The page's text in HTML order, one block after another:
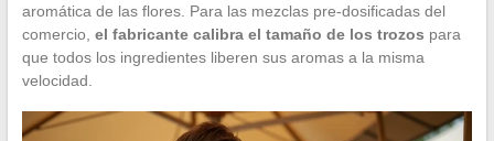
aromática de las flores. Para las mezclas pre-dosificadas del
comercio, el fabricante calibra el tamaño de los trozos para
que todos los ingredientes liberen sus aromas a la misma
velocidad.